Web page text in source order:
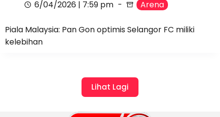
6/04/2026 | 7:59 pm Arena
Piala Malaysia: Pan Gon optimis Selangor FC miliki
kelebihan
Lihat Lagi